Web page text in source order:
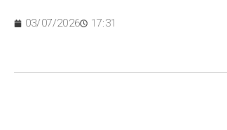
03/07/2026 17:31